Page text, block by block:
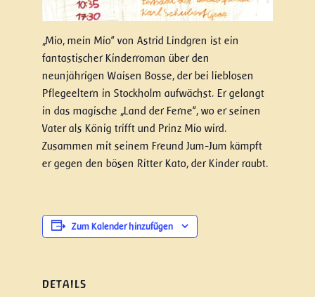
„Mio, mein Mio“ von Astrid Lindgren ist ein
fantastischer Kinderroman über den
neunjährigen Waisen Bosse, der bei lieblosen
Pflegeeltern in Stockholm aufwächst. Er gelangt
in das magische „Land der Ferne“, wo er seinen
Vater als König trifft und Prinz Mio wird.
Zusammen mit seinem Freund Jum-Jum kämpft
er gegen den bösen Ritter Kato, der Kinder raubt.
Zum Kalender hinzufügen
DETAILS